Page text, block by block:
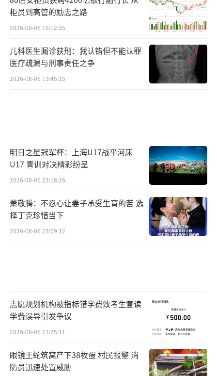
柜员到高管的励志之路
2026-08-06 15:12:35
儿科医生漏诊获刑：我认错但不能认罪
医疗疏漏与刑事责任之争
2026-08-06 13:45:15
明日之星冠军杯：上海U17战平河床
U17 青训对决精彩纷呈
2026-08-06 23:18:26
萧敬腾：不忍心让妻子承受生育的苦 选
择丁克珍惜当下
2026-08-06 23:09:12
志愿规划机构被指标错学费致考生复读
学费误导引发争议
2026-08-06 21:25:11
眼镜王蛇筑窝产下38枚蛋 村民报警 消
防员迅速处置威胁